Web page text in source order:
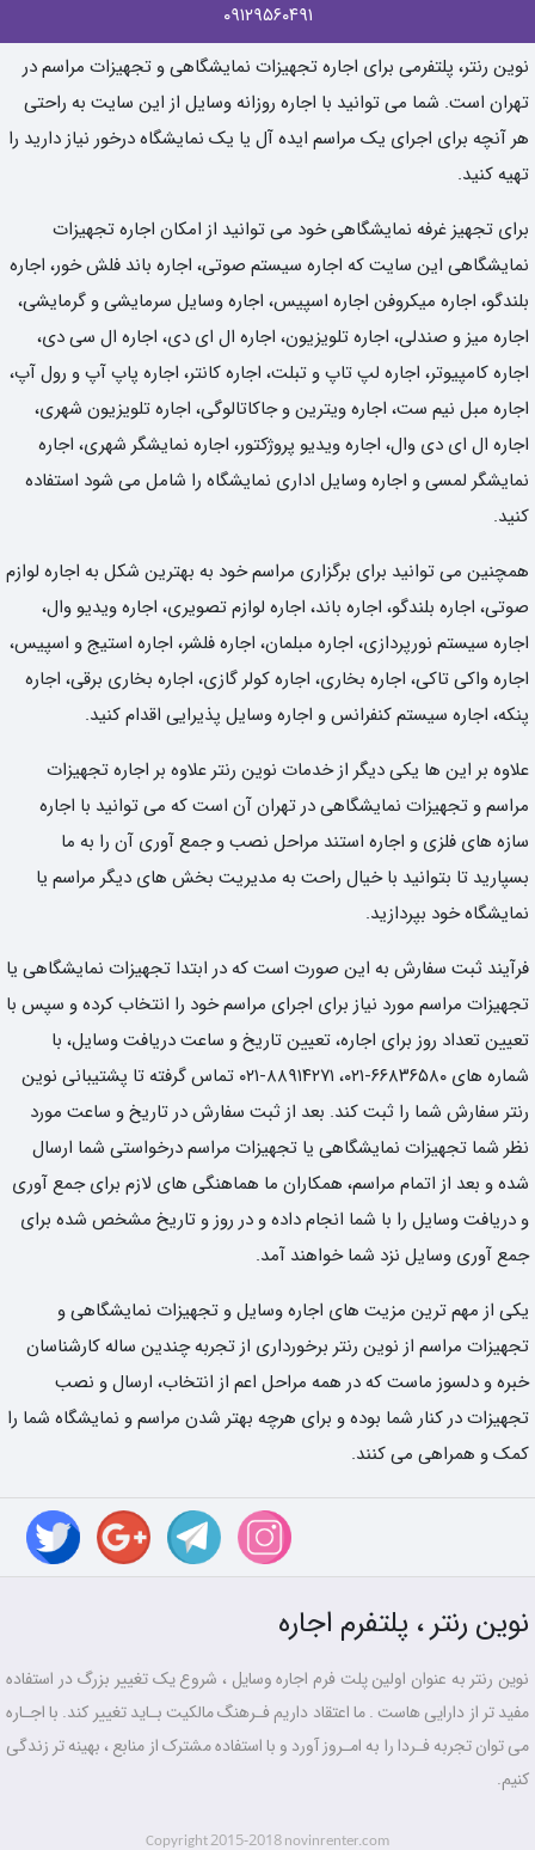
۰۹۱۲۹۵۶۰۴۹۱
نوین رنتر، پلتفرمی برای اجاره تجهیزات نمایشگاهی و تجهیزات مراسم در
تهران است. شما می توانید با اجاره روزانه وسایل از این سایت به راحتی
هر آنچه برای اجرای یک مراسم ایده آل یا یک نمایشگاه درخور نیاز دارید را
تهیه کنید.
برای تجهیز غرفه نمایشگاهی خود می توانید از امکان اجاره تجهیزات
نمایشگاهی این سایت که اجاره سیستم صوتی، اجاره باند فلش خور، اجاره
بلندگو، اجاره میکروفن اجاره اسپیس، اجاره وسایل سرمایشی و گرمایشی،
اجاره میز و صندلی، اجاره تلویزیون، اجاره ال ای دی، اجاره ال سی دی،
اجاره کامپیوتر، اجاره لپ تاپ و تبلت، اجاره کانتر، اجاره پاپ آپ و رول آپ،
اجاره مبل نیم ست، اجاره ویترین و جاکاتالوگی، اجاره تلویزیون شهری،
اجاره ال ای دی وال، اجاره ویدیو پروژکتور، اجاره نمایشگر شهری، اجاره
نمایشگر لمسی و اجاره وسایل اداری نمایشگاه را شامل می شود استفاده
کنید.
همچنین می توانید برای برگزاری مراسم خود به بهترین شکل به اجاره لوازم
صوتی، اجاره بلندگو، اجاره باند، اجاره لوازم تصویری، اجاره ویدیو وال،
اجاره سیستم نورپردازی، اجاره مبلمان، اجاره فلشر، اجاره استیج و اسپیس،
اجاره واکی تاکی، اجاره بخاری، اجاره کولر گازی، اجاره بخاری برقی، اجاره
پنکه، اجاره سیستم کنفرانس و اجاره وسایل پذیرایی اقدام کنید.
علاوه بر این ها یکی دیگر از خدمات نوین رنتر علاوه بر اجاره تجهیزات
مراسم و تجهیزات نمایشگاهی در تهران آن است که می توانید با اجاره
سازه های فلزی و اجاره استند مراحل نصب و جمع آوری آن را به ما
بسپارید تا بتوانید با خیال راحت به مدیریت بخش های دیگر مراسم یا
نمایشگاه خود بپردازید.
فرآیند ثبت سفارش به این صورت است که در ابتدا تجهیزات نمایشگاهی یا
تجهیزات مراسم مورد نیاز برای اجرای مراسم خود را انتخاب کرده و سپس با
تعیین تعداد روز برای اجاره، تعیین تاریخ و ساعت دریافت وسایل، با
شماره های ۶۶۸۳۶۵۸۰-۰۲۱، ۸۸۹۱۴۲۷۱-۰۲۱ تماس گرفته تا پشتیبانی نوین
رنتر سفارش شما را ثبت کند. بعد از ثبت سفارش در تاریخ و ساعت مورد
نظر شما تجهیزات نمایشگاهی یا تجهیزات مراسم درخواستی شما ارسال
شده و بعد از اتمام مراسم، همکاران ما هماهنگی های لازم برای جمع آوری
و دریافت وسایل را با شما انجام داده و در روز و تاریخ مشخص شده برای
جمع آوری وسایل نزد شما خواهند آمد.
یکی از مهم ترین مزیت های اجاره وسایل و تجهیزات نمایشگاهی و
تجهیزات مراسم از نوین رنتر برخورداری از تجربه چندین ساله کارشناسان
خبره و دلسوز ماست که در همه مراحل اعم از انتخاب، ارسال و نصب
تجهیزات در کنار شما بوده و برای هرچه بهتر شدن مراسم و نمایشگاه شما را
کمک و همراهی می کنند.
نوین رنتر ، پلتفرم اجاره
نوین رنتر به عنوان اولین پلت فرم اجاره وسایل ، شروع یک تغییر بزرگ در استفاده
مفید تر از دارایی هاست . ما اعتقاد داریم فـرهنگ مالکیت بـاید تغییر کند. با اجـاره
می توان تجربه فـردا را به امـروز آورد و با استفاده مشترک از منابع ، بهینه تر زندگی
کنیم.
Copyright2015-2018 novinrenter.com